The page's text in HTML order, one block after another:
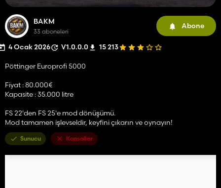
BAKM
33 aboneleri
Abone
4 Ocak 2026 V1.0.0.0 15 213
Pöttinger Europrofi 5000
Fiyat : 80.000€
Kapasite : 35.000 litre
FS 22'den FS 25'e mod dönüşümü.
Mod tamamen işlevseldir, keyfini çıkarın ve oynayın!
Sunucu Konsollar